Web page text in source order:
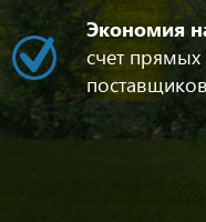
Экономия
счет
поставщиков